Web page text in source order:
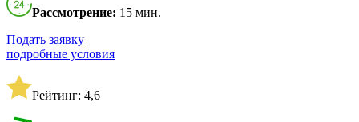
Рассмотрение: 15 мин.
Подать заявку
подробные условия
Рейтинг: 4,6